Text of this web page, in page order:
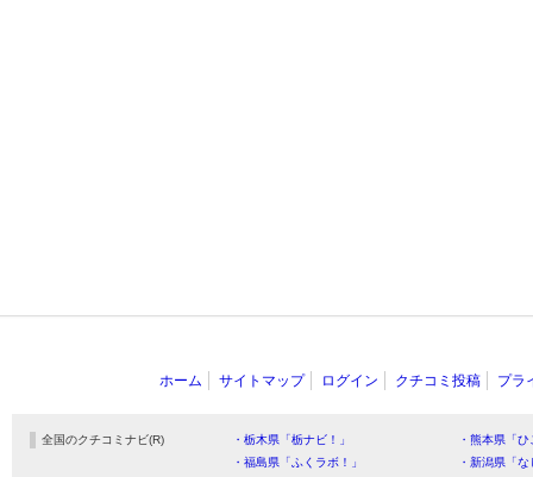
ホーム サイトマップ ログイン クチコミ投稿 プラ
全国のクチコミナビ(R) ・栃木県「栃ナビ！」
・熊本県「
・福島県「ふくラボ！」
・新潟県「